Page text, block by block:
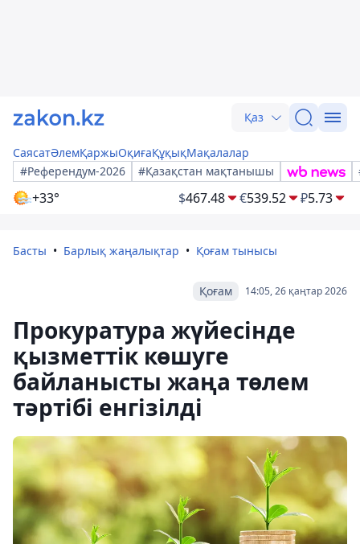
Қаз
СаясатӘлемҚаржыОқиғаҚұқықМақалалар
#Референдум-2026
#Қазақстан мақтанышы
+33° $467.48 €539.52 ₽5.73
Басты Барлық жаңалықтар Қоғам тынысы
14:05, 26 қаңтар 2026
Қоғам
Прокуратура жүйесінде
қызметтік көшуге
байланысты жаңа төлем
тәртібі енгізілді